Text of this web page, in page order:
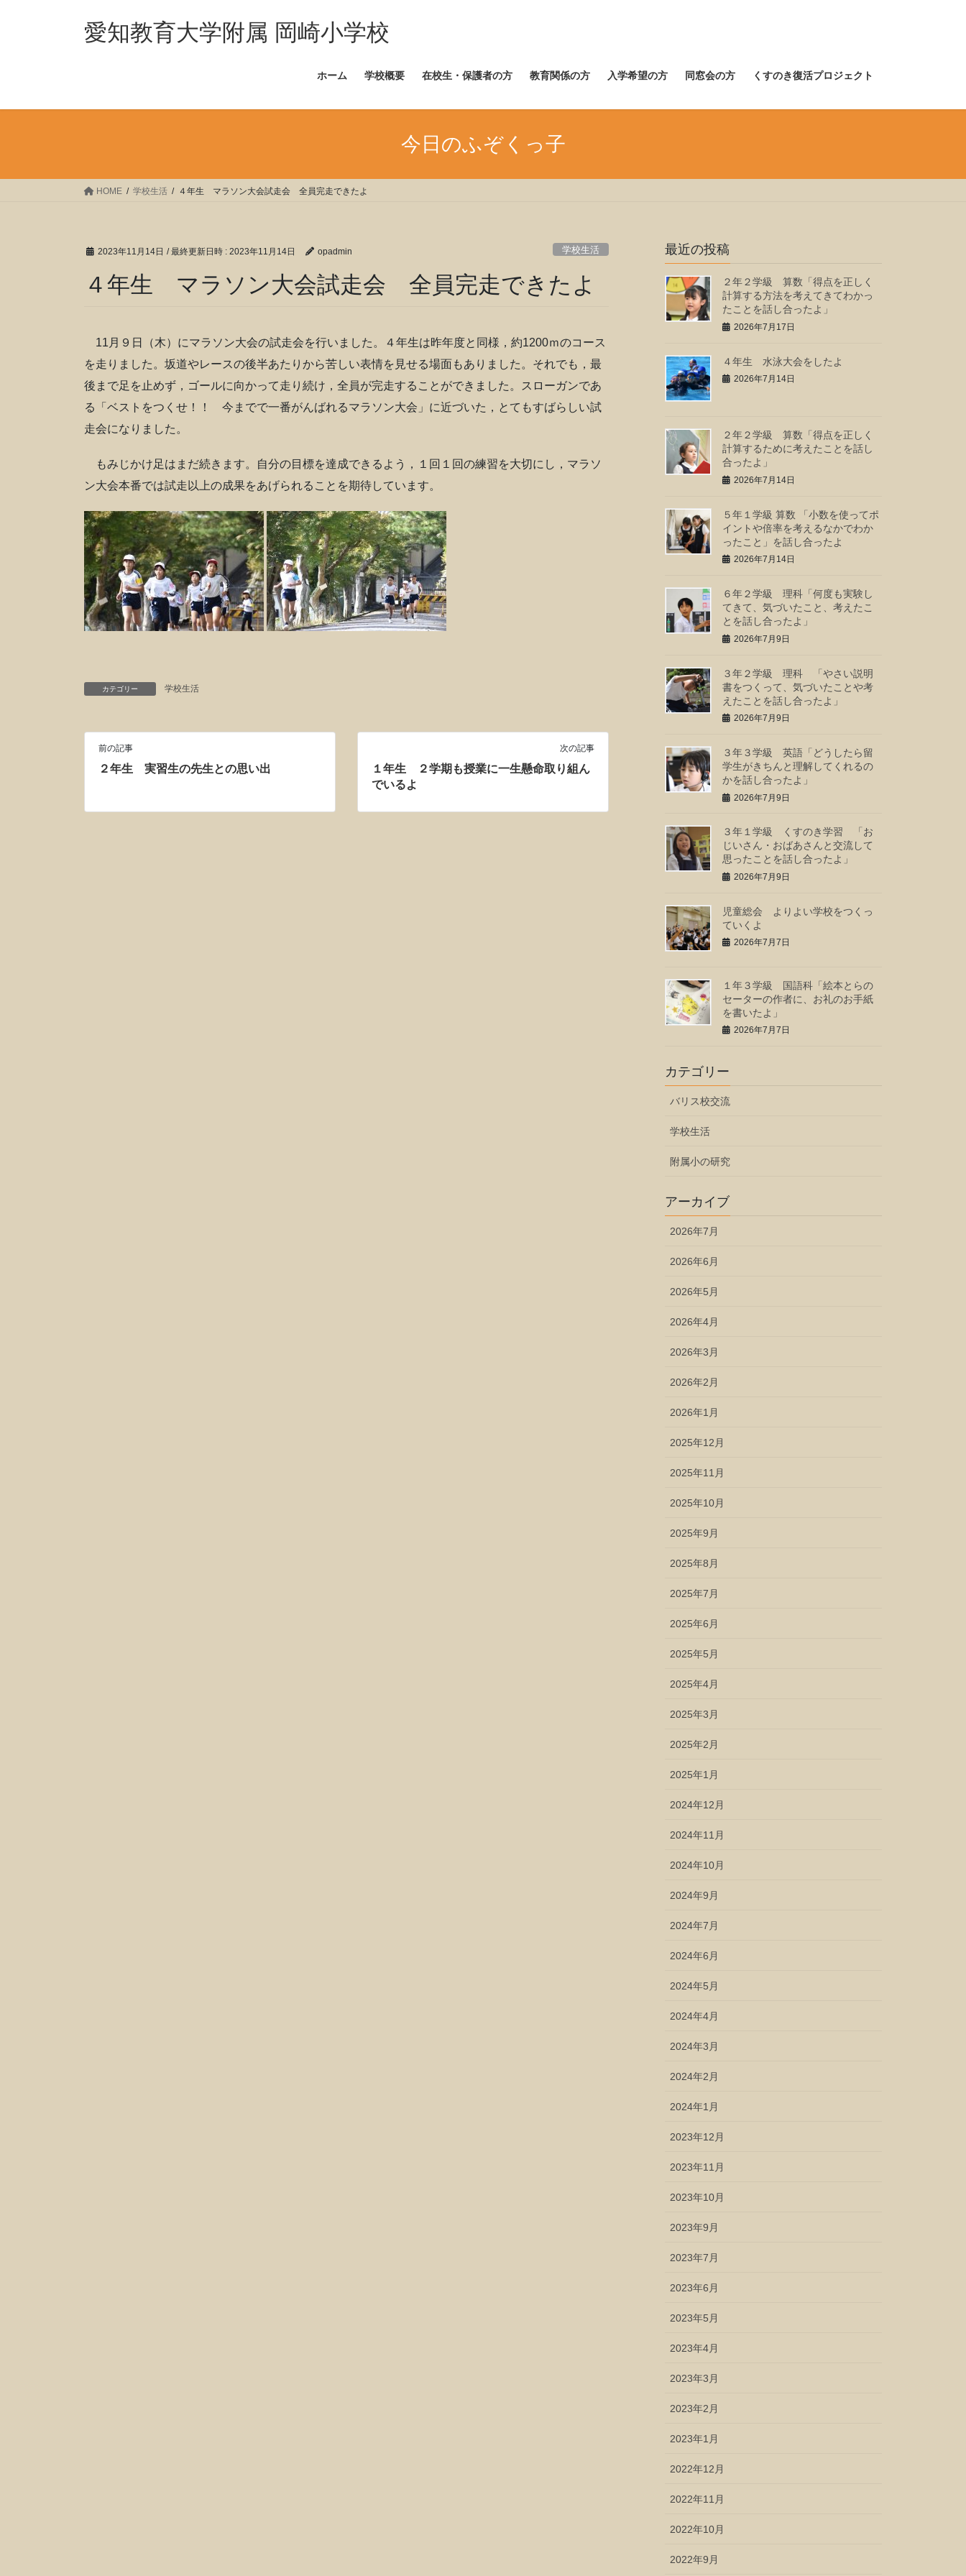
ス
ン
愛知教育大学附属 岡崎小学校
ホーム 学校概要 在校生・保護者の方 教育関係の方 入学希望の方 同窓会の方 くすのき復活プロジェクト
今日のふぞくっ子
HOME 学校生活 ４年生 マラソン大会試走会 全員完走できたよ
2023年11月14日 / 最終更新日時 : 2023年11月14日 opadmin 学校生活
４年生 マラソン大会試走会 全員完走できたよ
11月９日（木）にマラソン大会の試走会を行いました。４年生は昨年度と同様，約1200ｍのコース
を走りました。坂道やレースの後半あたりから苦しい表情を見せる場面もありました。それでも，最
後まで足を止めず，ゴールに向かって走り続け，全員が完走することができました。スローガンであ
る「ベストをつくせ！！ 今までで一番がんばれるマラソン大会」に近づいた，とてもすばらしい試
走会になりました。
もみじかけ足はまだ続きます。自分の目標を達成できるよう，１回１回の練習を大切にし，マラソ
ン大会本番では試走以上の成果をあげられることを期待しています。
カテゴリー 学校生活
前の記事
２年生 実習生の先生との思い出
次の記事
１年生 ２学期も授業に一生懸命取り組ん
でいるよ
最近の投稿
２年２学級 算数「得点を正しく
計算する方法を考えてきてわかっ
たことを話し合ったよ」
2026年7月17日
４年生 水泳大会をしたよ
2026年7月14日
２年２学級 算数「得点を正しく
計算するために考えたことを話し
合ったよ」
2026年7月14日
５年１学級 算数 「小数を使ってポ
イントや倍率を考えるなかでわか
ったこと」を話し合ったよ
2026年7月14日
６年２学級 理科「何度も実験し
てきて、気づいたこと、考えたこ
とを話し合ったよ」
2026年7月9日
３年２学級 理科 「やさい説明
書をつくって、気づいたことや考
えたことを話し合ったよ」
2026年7月9日
３年３学級 英語「どうしたら留
学生がきちんと理解してくれるの
かを話し合ったよ」
2026年7月9日
３年１学級 くすのき学習 「お
じいさん・おばあさんと交流して
思ったことを話し合ったよ」
2026年7月9日
児童総会 よりよい学校をつくっ
ていくよ
2026年7月7日
１年３学級 国語科「絵本とらの
セーターの作者に、お礼のお手紙
を書いたよ」
2026年7月7日
カテゴリー
バリス校交流
学校生活
附属小の研究
アーカイブ
2026年7月
2026年6月
2026年5月
2026年4月
2026年3月
2026年2月
2026年1月
2025年12月
2025年11月
2025年10月
2025年9月
2025年8月
2025年7月
2025年6月
2025年5月
2025年4月
2025年3月
2025年2月
2025年1月
2024年12月
2024年11月
2024年10月
2024年9月
2024年7月
2024年6月
2024年5月
2024年4月
2024年3月
2024年2月
2024年1月
2023年12月
2023年11月
2023年10月
2023年9月
2023年7月
2023年6月
2023年5月
2023年4月
2023年3月
2023年2月
2023年1月
2022年12月
2022年11月
2022年10月
2022年9月